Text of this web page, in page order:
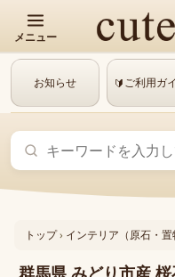
メニュー
お知らせ 🔰ご利用ガ
トップ› インテリア（原石・置
群馬県 みどり市産